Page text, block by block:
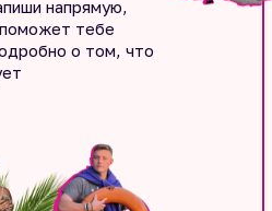
напрямую,
тебе
о том, что